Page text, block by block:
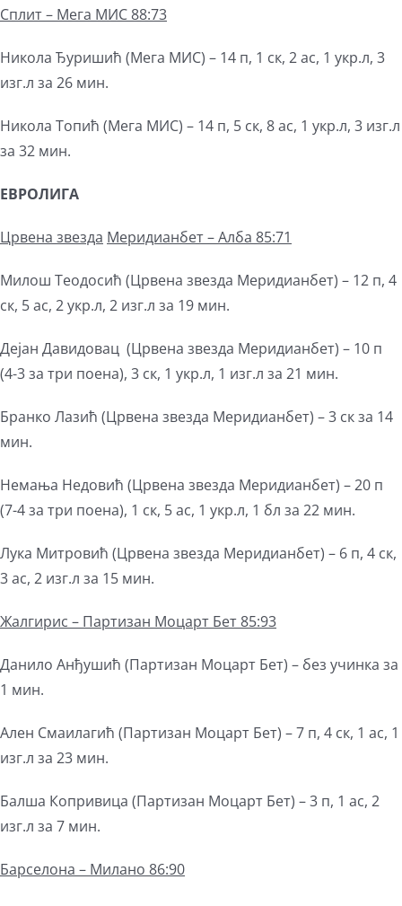
Сплит – Мега МИС 88:73
Никола Ђуришић (Мега МИС) – 14 п, 1 ск, 2 ас, 1 укр.л, 3
изг.л за 26 мин.
Никола Топић (Мега МИС) – 14 п, 5 ск, 8 ас, 1 укр.л, 3 изг.л
за 32 мин.
ЕВРОЛИГА
Црвена звезда Меридианбет – Алба 85:71
Милош Теодосић (Црвена звезда Меридианбет) – 12 п, 4
ск, 5 ас, 2 укр.л, 2 изг.л за 19 мин.
Дејан Давидовац (Црвена звезда Меридианбет) – 10 п
(4-3 за три поена), 3 ск, 1 укр.л, 1 изг.л за 21 мин.
Бранко Лазић (Црвена звезда Меридианбет) – 3 ск за 14
мин.
Немања Недовић (Црвена звезда Меридианбет) – 20 п
(7-4 за три поена), 1 ск, 5 ас, 1 укр.л, 1 бл за 22 мин.
Лука Митровић (Црвена звезда Меридианбет) – 6 п, 4 ск,
3 ас, 2 изг.л за 15 мин.
Жалгирис – Партизан Моцарт Бет 85:93
Данило Анђушић (Партизан Моцарт Бет) – без учинка за
1 мин.
Ален Смаилагић (Партизан Моцарт Бет) – 7 п, 4 ск, 1 ас, 1
изг.л за 23 мин.
Балша Копривица (Партизан Моцарт Бет) – 3 п, 1 ас, 2
изг.л за 7 мин.
Барселона – Милано 86:90